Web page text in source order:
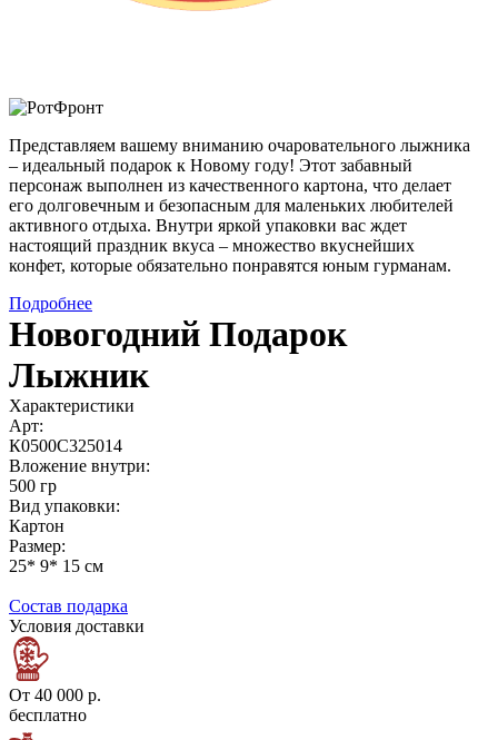
Представляем вашему вниманию очаровательного лыжника
– идеальный подарок к Новому году! Этот забавный
персонаж выполнен из качественного картона, что делает
его долговечным и безопасным для маленьких любителей
активного отдыха. Внутри яркой упаковки вас ждет
настоящий праздник вкуса – множество вкуснейших
конфет, которые обязательно понравятся юным гурманам.
Подробнее
Новогодний Подарок
Лыжник
Характеристики
Арт:
К0500С325014
Вложение внутри:
500 гр
Вид упаковки:
Картон
Размер:
25* 9* 15 см
Состав подарка
Условия доставки
От 40 000 р.
бесплатно